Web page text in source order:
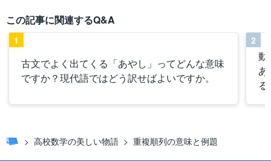
この記事に関連するQ&A
古文でよく出てくる「あやし」ってどんな意味
ですか？現代語ではどう訳せばよいですか。
1
動
あ
2
高校数学の美しい物語 重複順列の意味と例題